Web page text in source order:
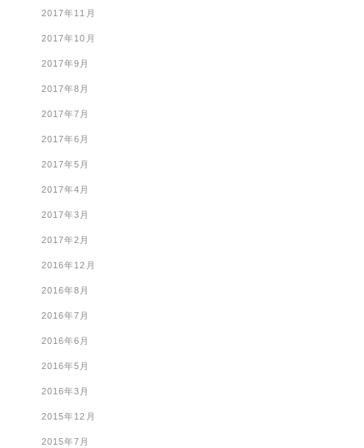
2017年11月
2017年10月
2017年9月
2017年8月
2017年7月
2017年6月
2017年5月
2017年4月
2017年3月
2017年2月
2016年12月
2016年8月
2016年7月
2016年6月
2016年5月
2016年3月
2015年12月
2015年7月